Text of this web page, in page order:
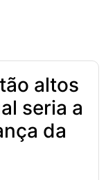
altos
seria a
da